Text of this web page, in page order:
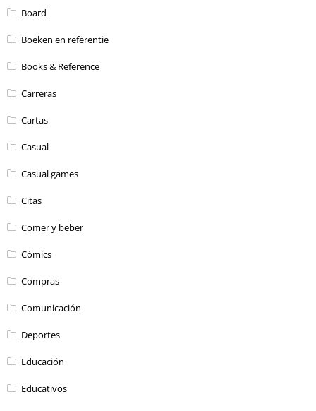
Board
Boeken en referentie
Books & Reference
Carreras
Cartas
Casual
Casual games
Citas
Comer y beber
Cómics
Compras
Comunicación
Deportes
Educación
Educativos